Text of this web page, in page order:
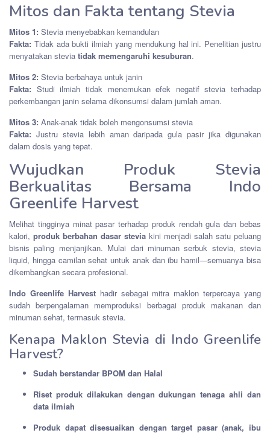
Mitos dan Fakta tentang Stevia
Mitos 1: Stevia menyebabkan kemandulan
Fakta: Tidak ada bukti ilmiah yang mendukung hal ini. Penelitian justru
menyatakan stevia tidak memengaruhi kesuburan.
Mitos 2: Stevia berbahaya untuk janin
Fakta: Studi ilmiah tidak menemukan efek negatif stevia terhadap
perkembangan janin selama dikonsumsi dalam jumlah aman.
Mitos 3: Anak-anak tidak boleh mengonsumsi stevia
Fakta: Justru stevia lebih aman daripada gula pasir jika digunakan
dalam dosis yang tepat.
Wujudkan Produk Stevia
Berkualitas Bersama Indo
Greenlife Harvest
Melihat tingginya minat pasar terhadap produk rendah gula dan bebas
kalori, produk berbahan dasar stevia kini menjadi salah satu peluang
bisnis paling menjanjikan. Mulai dari minuman serbuk stevia, stevia
liquid, hingga camilan sehat untuk anak dan ibu hamil—semuanya bisa
dikembangkan secara profesional.
Indo Greenlife Harvesthadir sebagai mitra maklon terpercaya yang
sudah berpengalaman memproduksi berbagai produk makanan dan
minuman sehat, termasuk stevia.
Kenapa Maklon Stevia di Indo Greenlife
Harvest?
Sudah berstandar BPOM dan Halal
Riset produk dilakukan dengan dukungan tenaga ahli dan
data ilmiah
Produk dapat disesuaikan dengan target pasar (anak, ibu